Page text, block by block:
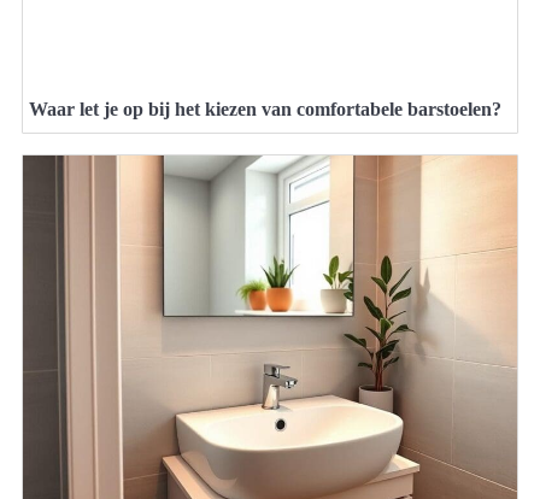
Waar let je op bij het kiezen van comfortabele barstoelen?